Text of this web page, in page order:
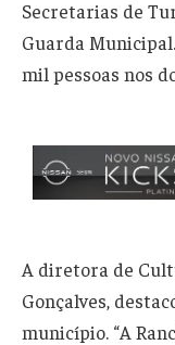
Secretarias de
Guarda
mil pessoas nos
A diretora de
Gonçalves,
município. “A